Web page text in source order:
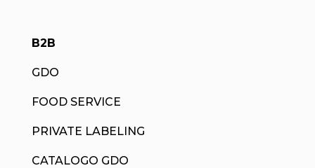
B2B
GDO
FOOD SERVICE
PRIVATE LABELING
CATALOGO GDO